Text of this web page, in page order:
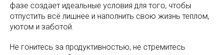
фазе создает идеальные условия для того, чтобы
отпустить всё лишнее и наполнить свою жизнь теплом,
уютом и заботой.
Не гонитесь за продуктивностью, не стремитесь